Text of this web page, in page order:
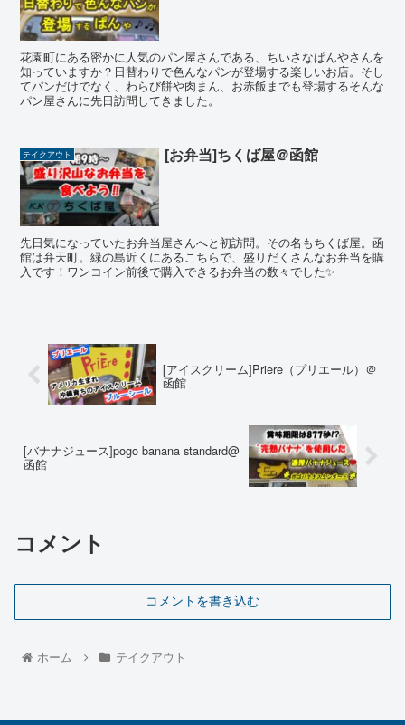
花園町にある密かに人気のパン屋さんである、ちいさなぱんやさんを
知っていますか？日替わりで色んなパンが登場する楽しいお店。そし
てパンだけでなく、わらび餅や肉まん、お赤飯までも登場するそんな
パン屋さんに先日訪問してきました。
テイクアウト [お弁当]ちくば屋＠函館
先日気になっていたお弁当屋さんへと初訪問。その名もちくば屋。函
館は弁天町。緑の島近くにあるこちらで、盛りだくさんなお弁当を購
入です！ワンコイン前後で購入できるお弁当の数々でした✨
[アイスクリーム]Priere（プリエール）＠
函館
[バナナジュース]pogo banana standard@
函館
コメント
コメントを書き込む
ホーム テイクアウト